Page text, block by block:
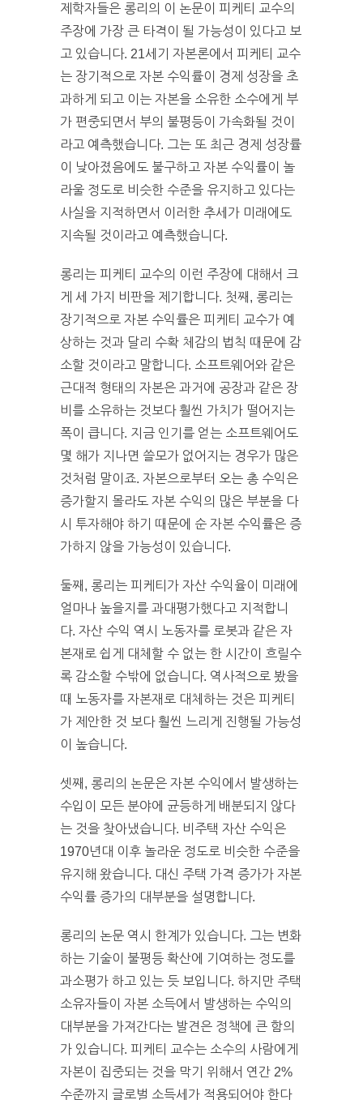
제학자들은 롱리의 이 논문이 피케티 교수의
주장에 가장 큰 타격이 될 가능성이 있다고 보
고 있습니다. 21세기 자본론에서 피케티 교수
는 장기적으로 자본 수익률이 경제 성장을 초
과하게 되고 이는 자본을 소유한 소수에게 부
가 편중되면서 부의 불평등이 가속화될 것이
라고 예측했습니다. 그는 또 최근 경제 성장률
이 낮아졌음에도 불구하고 자본 수익률이 놀
라울 정도로 비슷한 수준을 유지하고 있다는
사실을 지적하면서 이러한 추세가 미래에도
지속될 것이라고 예측했습니다.
롱리는 피케티 교수의 이런 주장에 대해서 크
게 세 가지 비판을 제기합니다. 첫째, 롱리는
장기적으로 자본 수익률은 피케티 교수가 예
상하는 것과 달리 수확 체감의 법칙 때문에 감
소할 것이라고 말합니다. 소프트웨어와 같은
근대적 형태의 자본은 과거에 공장과 같은 장
비를 소유하는 것보다 훨씬 가치가 떨어지는
폭이 큽니다. 지금 인기를 얻는 소프트웨어도
몇 해가 지나면 쓸모가 없어지는 경우가 많은
것처럼 말이죠. 자본으로부터 오는 총 수익은
증가할지 몰라도 자본 수익의 많은 부분을 다
시 투자해야 하기 때문에 순 자본 수익률은 증
가하지 않을 가능성이 있습니다.
둘째, 롱리는 피케티가 자산 수익율이 미래에
얼마나 높을지를 과대평가했다고 지적합니
다. 자산 수익 역시 노동자를 로봇과 같은 자
본재로 쉽게 대체할 수 없는 한 시간이 흐릴수
록 감소할 수밖에 없습니다. 역사적으로 봤을
때 노동자를 자본재로 대체하는 것은 피케티
가 제안한 것 보다 훨씬 느리게 진행될 가능성
이 높습니다.
셋째, 롱리의 논문은 자본 수익에서 발생하는
수입이 모든 분야에 균등하게 배분되지 않다
는 것을 찾아냈습니다. 비주택 자산 수익은
1970년대 이후 놀라운 정도로 비슷한 수준을
유지해 왔습니다. 대신 주택 가격 증가가 자본
수익률 증가의 대부분을 설명합니다.
롱리의 논문 역시 한계가 있습니다. 그는 변화
하는 기술이 불평등 확산에 기여하는 정도를
과소평가 하고 있는 듯 보입니다. 하지만 주택
소유자들이 자본 소득에서 발생하는 수익의
대부분을 가져간다는 발견은 정책에 큰 함의
가 있습니다. 피케티 교수는 소수의 사람에게
자본이 집중되는 것을 막기 위해서 연간 2%
수준까지 글로벌 소득세가 적용되어야 한다